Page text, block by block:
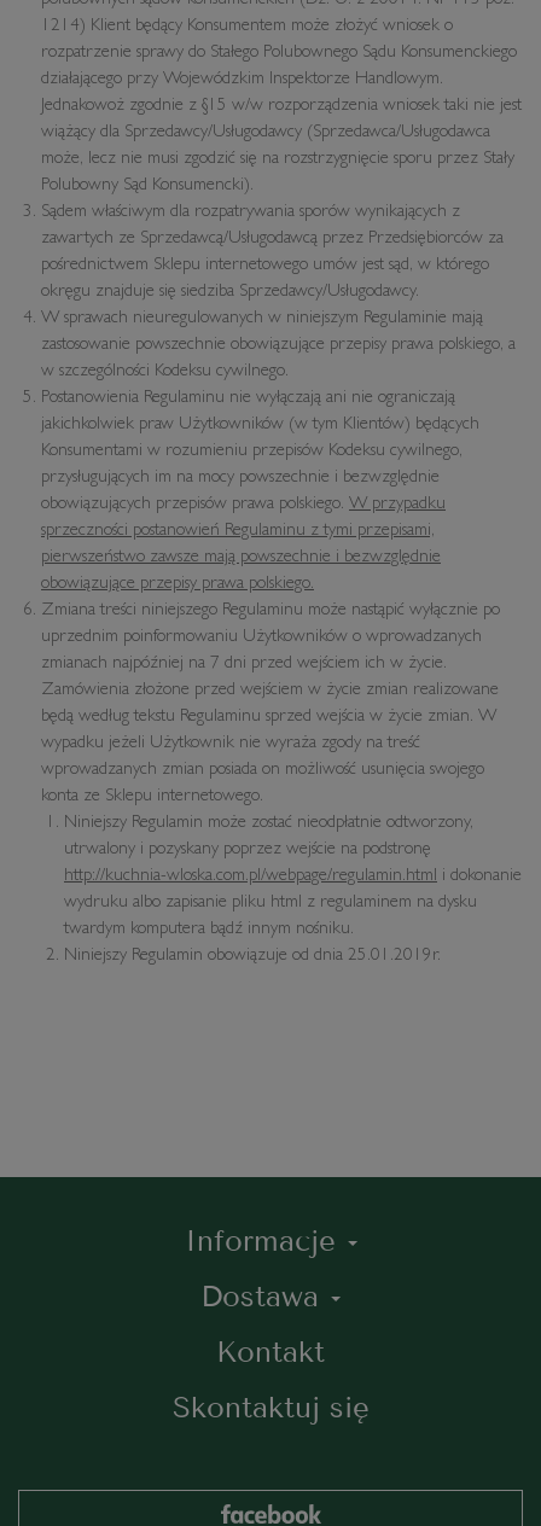
1214) Klient będący Konsumentem może złożyć wniosek o
rozpatrzenie sprawy do Stałego Polubownego Sądu Konsumenckiego
działającego przy Wojewódzkim Inspektorze Handlowym.
Jednakowoż zgodnie z §15 w/w rozporządzenia wniosek taki nie jest
wiążący dla Sprzedawcy/Usługodawcy (Sprzedawca/Usługodawca
może, lecz nie musi zgodzić się na rozstrzygnięcie sporu przez Stały
Polubowny Sąd Konsumencki).
Sądem właściwym dla rozpatrywania sporów wynikających z
zawartych ze Sprzedawcą/Usługodawcą przez Przedsiębiorców za
pośrednictwem Sklepu internetowego umów jest sąd, w którego
okręgu znajduje się siedziba Sprzedawcy/Usługodawcy.
W sprawach nieuregulowanych w niniejszym Regulaminie mają
zastosowanie powszechnie obowiązujące przepisy prawa polskiego, a
w szczególności Kodeksu cywilnego.
Postanowienia Regulaminu nie wyłączają ani nie ograniczają
jakichkolwiek praw Użytkowników (w tym Klientów) będących
Konsumentami w rozumieniu przepisów Kodeksu cywilnego,
przysługujących im na mocy powszechnie i bezwzględnie
obowiązujących przepisów prawa polskiego. W przypadku
sprzeczności postanowień Regulaminu z tymi przepisami,
pierwszeństwo zawsze mają powszechnie i bezwzględnie
obowiązujące przepisy prawa polskiego.
Zmiana treści niniejszego Regulaminu może nastąpić wyłącznie po
uprzednim poinformowaniu Użytkowników o wprowadzanych
zmianach najpóźniej na 7 dni przed wejściem ich w życie.
Zamówienia złożone przed wejściem w życie zmian realizowane
będą według tekstu Regulaminu sprzed wejścia w życie zmian. W
wypadku jeżeli Użytkownik nie wyraża zgody na treść
wprowadzanych zmian posiada on możliwość usunięcia swojego
konta ze Sklepu internetowego.
Niniejszy Regulamin może zostać nieodpłatnie odtworzony,
utrwalony i pozyskany poprzez wejście na podstronę
http://kuchnia-wloska.com.pl/webpage/regulamin.html i dokonanie
wydruku albo zapisanie pliku html z regulaminem na dysku
twardym komputera bądź innym nośniku.
Niniejszy Regulamin obowiązuje od dnia 25.01.2019r.
Informacje
Dostawa
Kontakt
Skontaktuj się